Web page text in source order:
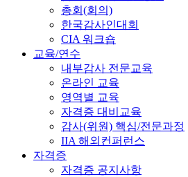
총회(회의)
한국감사인대회
CIA 워크숍
교육/연수
내부감사 전문교육
온라인 교육
영역별 교육
자격증 대비교육
감사(위원) 핵심/전문과정
IIA 해외컨퍼런스
자격증
자격증 공지사항